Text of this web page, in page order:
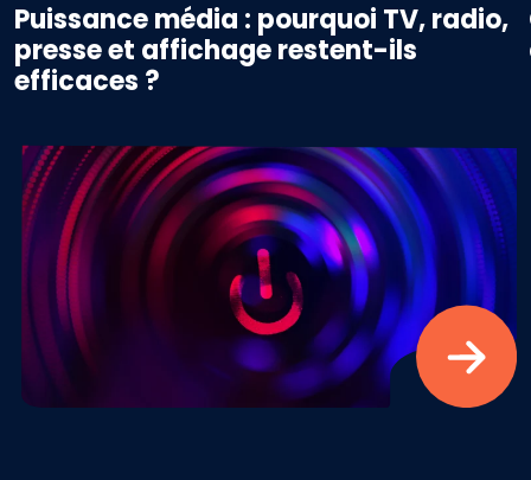
Puissance média : pourquoi TV, radio,
presse et affichage restent-ils
efficaces ?